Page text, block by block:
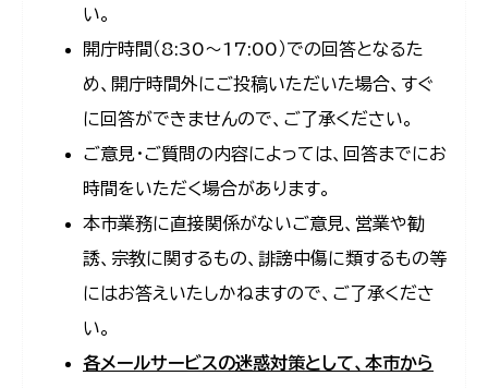
い。
開庁時間（8:30〜17:00）での回答となるた
め、開庁時間外にご投稿いただいた場合、すぐ
に回答ができませんので、ご了承ください。
ご意見・ご質問の内容によっては、回答までにお
時間をいただく場合があります。
本市業務に直接関係がないご意見、営業や勧
誘、宗教に関するもの、誹謗中傷に類するもの等
にはお答えいたしかねますので、ご了承くださ
い。
各メールサービスの迷惑対策として、本市から